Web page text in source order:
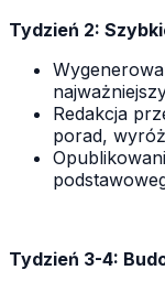
Tydzień 2:
Redakcja
porad,
Tydzień 3-4: